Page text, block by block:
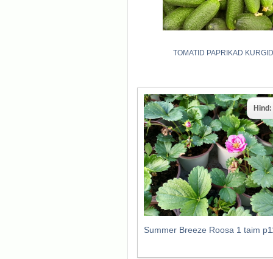
TOMATID PAPRIKAD KURGID
Summer Breeze Roosa 1 taim
Hind: